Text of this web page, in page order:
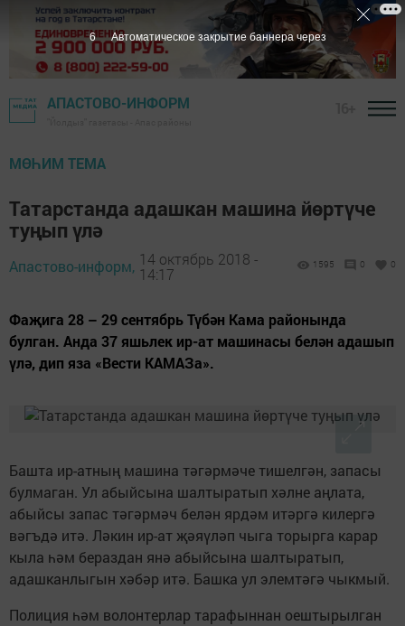
АПАСТОВО-ИНФОРМ
МӨҺИМ ТЕМА
Татарстанда адашкан машина йөртүче
туңып үлә
Апастово-информ, 14 октябрь 2018 -
14:17
1595 0 0
Фаҗига 28 – 29 сентябрь Түбән Кама районында
булган. Анда 37 яшьлек ир-ат машинасы белән адашып
үлә, дип яза «Вести КАМАЗа».
Башта ир-атның машина тәгәрмәче тишелгән, запасы
булмаган. Ул абыйсына шалтыратып хәлне аңлата,
абыйсы запас тәгәрмәч белән ярдәм итәргә килергә
вәгъдә итә. Ләкин ир-ат җәяүләп чыга торырга карар
кыла һәм бераздан янә абыйсына шалтыратып,
адашканлыгын хәбәр итә. Башка ул элемтәгә чыкмый.
Полиция һәм волонтерлар тарафыннан оештырылган
5 Автоматическое закрытие баннера через